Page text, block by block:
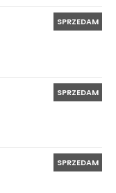
SPRZEDAM
SPRZEDAM
SPRZEDAM